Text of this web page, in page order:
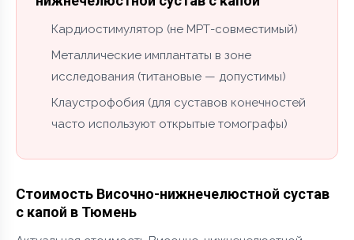
Кардиостимулятор (не МРТ-совместимый)
Металлические имплантаты в зоне
исследования (титановые — допустимы)
Клаустрофобия (для суставов конечностей
часто используют открытые томографы)
Стоимость Височно-нижнечелюстной сустав
с капой в Тюмень